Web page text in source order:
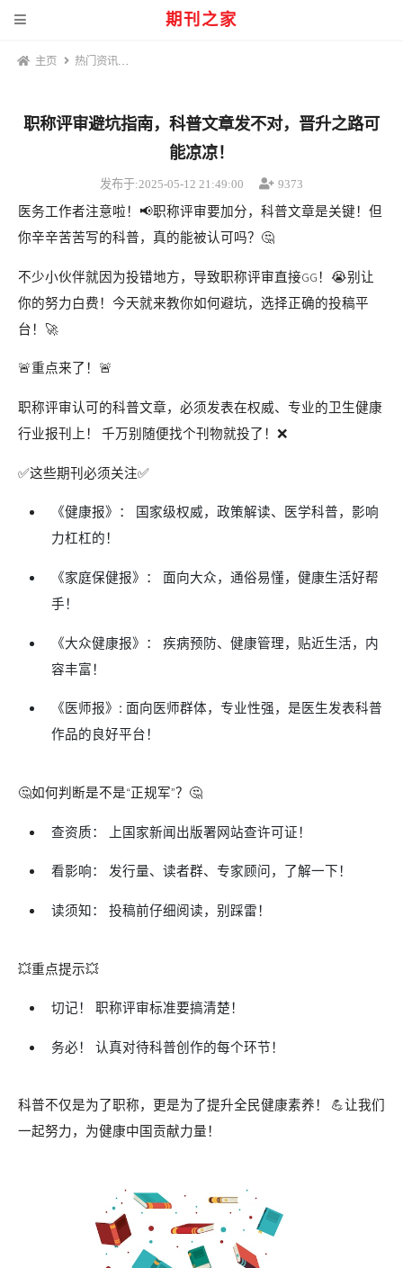
主页
热门资讯
职称评审避坑指南，科普文章发不对，晋升之路可
能凉凉！
发布于:2025-05-12 21:49:00 9373
医务工作者注意啦！📢职称评审要加分，科普文章是关键！但
你辛辛苦苦写的科普，真的能被认可吗？🤔
不少小伙伴就因为投错地方，导致职称评审直接GG！😭别让
你的努力白费！今天就来教你如何避坑，选择正确的投稿平
台！🚀
🚨重点来了！🚨
职称评审认可的科普文章，必须发表在权威、专业的卫生健康
行业报刊上！ 千万别随便找个刊物就投了！❌
✅这些期刊必须关注✅
《健康报》： 国家级权威，政策解读、医学科普，影响
力杠杠的！
《家庭保健报》： 面向大众，通俗易懂，健康生活好帮
手！
《大众健康报》： 疾病预防、健康管理，贴近生活，内
容丰富！
《医师报》: 面向医师群体，专业性强，是医生发表科普
作品的良好平台！
🤔如何判断是不是“正规军”？🤔
查资质： 上国家新闻出版署网站查许可证！
看影响： 发行量、读者群、专家顾问，了解一下！
读须知： 投稿前仔细阅读，别踩雷！
💥重点提示💥
切记！ 职称评审标准要搞清楚！
务必！ 认真对待科普创作的每个环节！
科普不仅是为了职称，更是为了提升全民健康素养！ 💪让我们
一起努力，为健康中国贡献力量！
期刊之家